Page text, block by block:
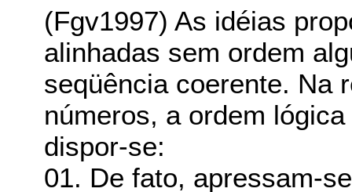
(Fgv1997) As idéias
alinhadas sem ordem
seqüência coerente. Na
números, a ordem
dispor-se:
01. De fato, apressam-